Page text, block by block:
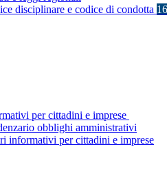
disciplinare e codice di condotta 16
per cittadini e imprese
obblighi amministrativi
informativi per cittadini e imprese